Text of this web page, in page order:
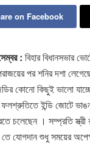
on Facebook
: বিহার বিধানসভার
পর শনির দশা
কোনো কিছুই ভালো
ইন্ডি জোটে ভাঙন
। সম্প্রতি স্ত্রী
যোগদান শুধু সময়ের